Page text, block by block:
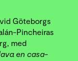
Göteborgs
Pincheiras
med
en casa-